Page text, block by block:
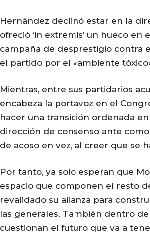
Hernández declinó estar en la
ofreció ‘in extremis’ un hueco en
campaña de desprestigio contra
el partido por el «ambiente
Mientras, entre sus partidarios
encabeza la portavoz en el
hacer una transición ordenada
dirección de consenso ante
de acoso en vez, al creer que se
Por tanto, ya solo esperan que
espacio que componen el resto
revalidado su alianza para
las generales. También dentro
cuestionan el futuro que va a